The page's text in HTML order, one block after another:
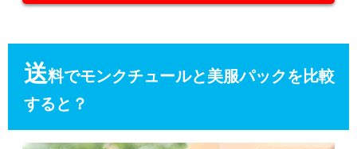
送料でモンクチュールと美服パックを比較
すると？